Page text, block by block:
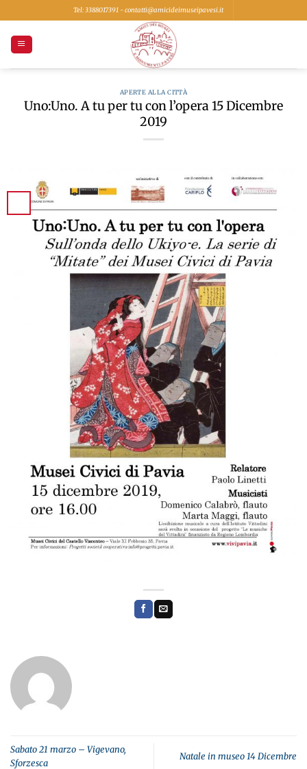
ai
contenuti
Tel: 3388017391 - contatti@amicideimuseipavesi.it
APERTE ALLA CITTÀ
Uno:Uno. A tu per tu con l’opera 15 Dicembre
2019
Sabato 21 marzo – Vigevano,
Sforzesca
Natale in museo 14 Dicembre